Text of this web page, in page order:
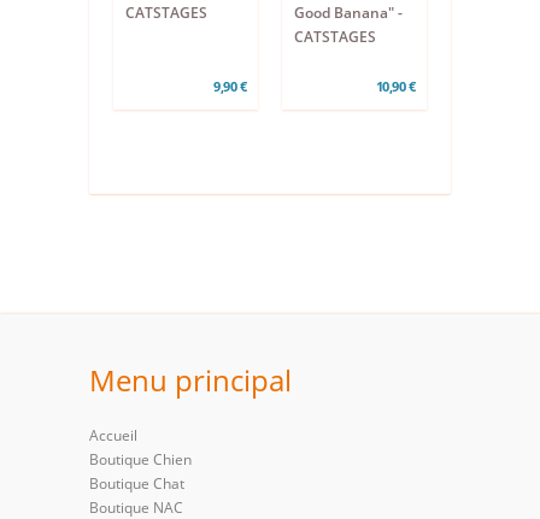
CATSTAGES
9,90 €
Good Banana" -
CATSTAGES
10,90 €
Menu principal
Accueil
Boutique Chien
Boutique Chat
Boutique NAC